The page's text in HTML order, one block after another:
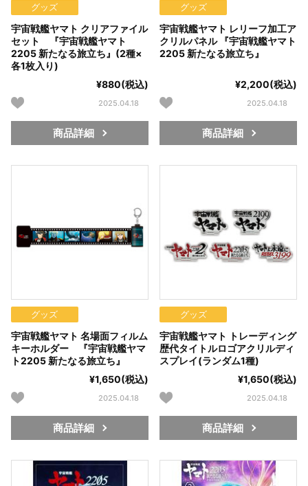
グッズ
宇宙戦艦ヤマト クリアファイル
セット 『宇宙戦艦ヤマト
2205 新たなる旅立ち』(2種×
各1枚入り)
¥880(税込)
2025.04.18
商品詳細
グッズ
宇宙戦艦ヤマト レリーフ加工ア
クリルパネル 『宇宙戦艦ヤマト
2205 新たなる旅立ち』
¥2,200(税込)
2025.04.18
商品詳細
グッズ
宇宙戦艦ヤマト 名場面フィルム
キーホルダー 『宇宙戦艦ヤマ
ト2205 新たなる旅立ち』
¥1,650(税込)
2025.04.18
商品詳細
グッズ
宇宙戦艦ヤマト トレーディング
歴代タイトルロゴアクリルディ
スプレイ(ランダム1種)
¥1,650(税込)
2025.04.18
商品詳細